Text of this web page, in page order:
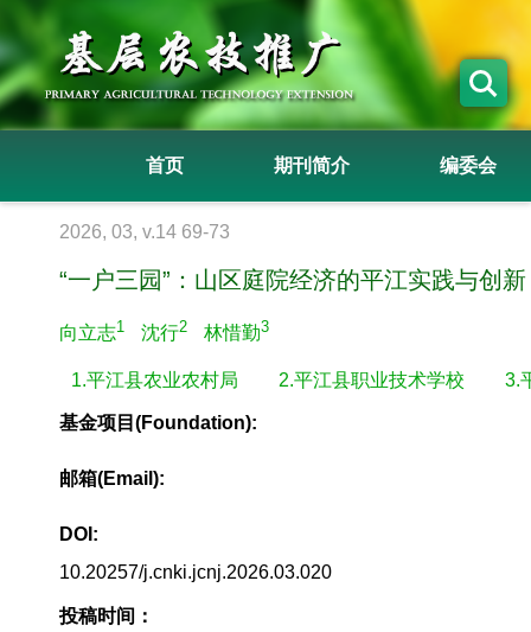
首页 期刊简介 编委会
2026, 03, v.14 69-73
“一户三园”：山区庭院经济的平江实践与创新
向立志1 沈行2 林惜勤3
1.平江县农业农村局 2.平江县职业技术学校 3.
基金项目(Foundation):
邮箱(Email):
DOI:
10.20257/j.cnki.jcnj.2026.03.020
投稿时间：